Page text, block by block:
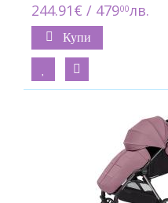
244.91€ / 47900лв.
Купи